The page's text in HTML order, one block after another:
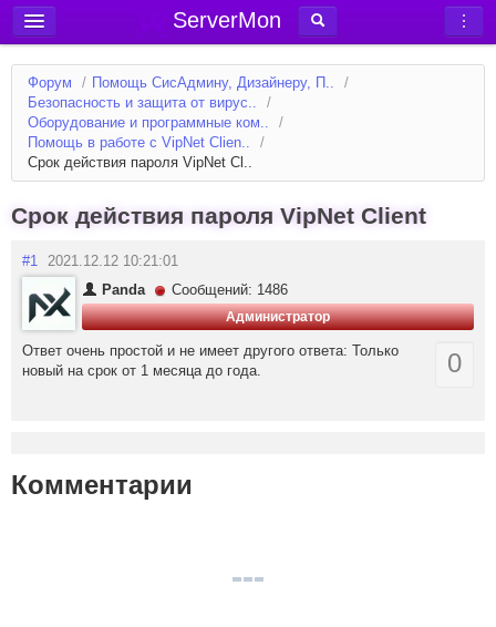
ServerMon
Добавить сервер
Мониторинг серверов
Новости
Блог
Статьи
Вход в аккаунт
Форум / Помощь СисАдмину, Дизайнеру, П..
/
Безопасность и защита от вирус..
/
Оборудование и программные ком..
/
Помощь в работе с VipNet Clien..
/
Срок действия пароля VipNet Cl..
Срок действия пароля VipNet Client
#1 2021.12.12 10:21:01
Panda
Сообщений: 1486
Администратор
0
Ответ очень простой и не имеет другого ответа: Только
новый на срок от 1 месяца до года.
Комментарии